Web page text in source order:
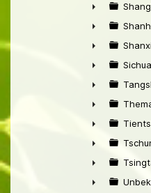
►
►
►
►
Shanxi
►
►
►
►
►
►